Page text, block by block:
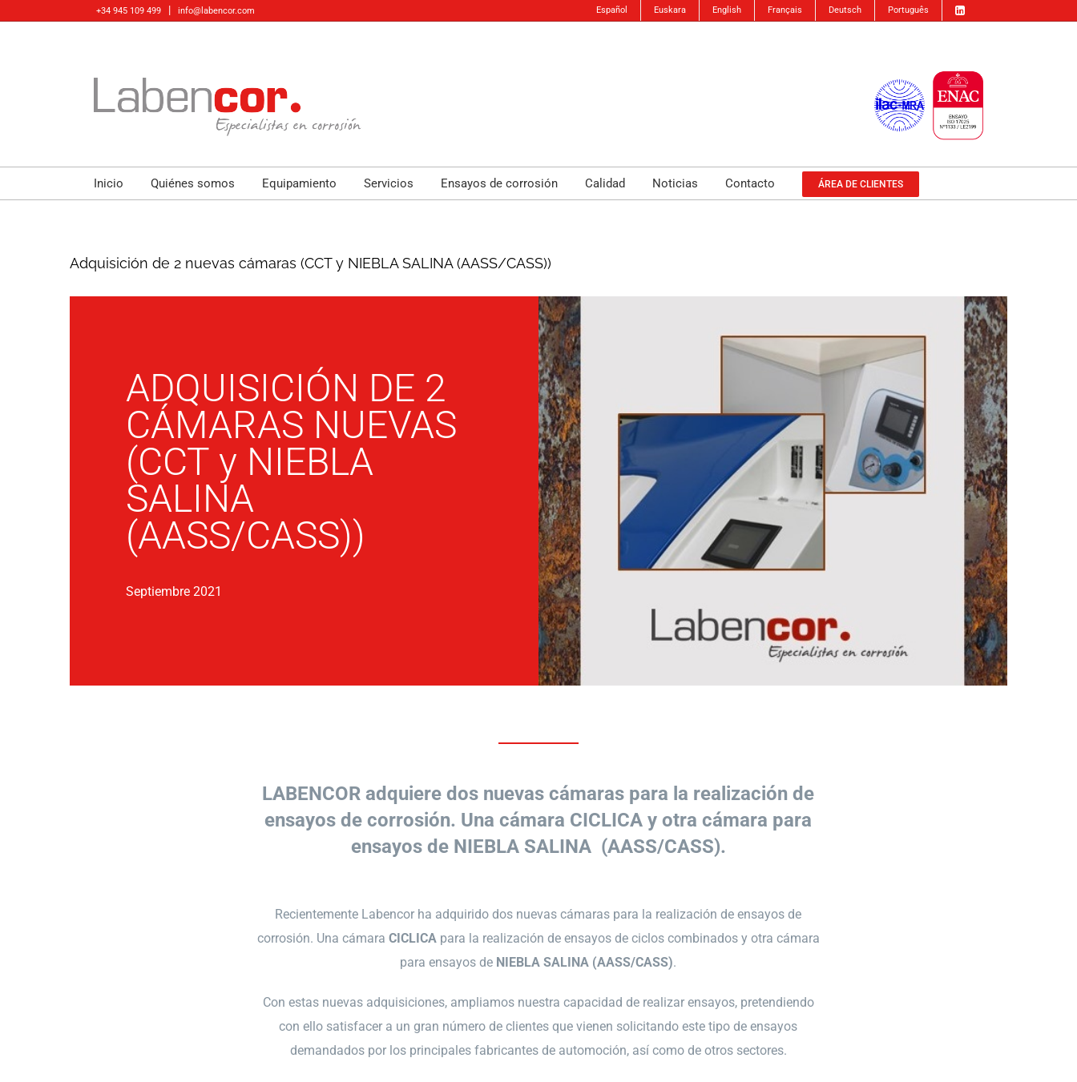
+34 945 109 499 | info@labencor.com Español Euskara English Français Deutsch Português
Inicio Quiénes somos Equipamiento Servicios Ensayos de corrosión Calidad Noticias Contacto ÁREA DE CLIENTES
Adquisición de 2 nuevas cámaras (CCT y NIEBLA SALINA (AASS/CASS))
ADQUISICIÓN DE 2
CÁMARAS NUEVAS
(CCT y NIEBLA
SALINA
(AASS/CASS))
Septiembre 2021
LABENCOR adquiere dos nuevas cámaras para la realización de
ensayos de corrosión. Una cámara CICLICA y otra cámara para
ensayos de NIEBLA SALINA (AASS/CASS).
Recientemente Labencor ha adquirido dos nuevas cámaras para la realización de ensayos de
corrosión. Una cámara CICLICA para la realización de ensayos de ciclos combinados y otra cámara
para ensayos de NIEBLA SALINA (AASS/CASS).
Con estas nuevas adquisiciones, ampliamos nuestra capacidad de realizar ensayos, pretendiendo
con ello satisfacer a un gran número de clientes que vienen solicitando este tipo de ensayos
demandados por los principales fabricantes de automoción, así como de otros sectores.